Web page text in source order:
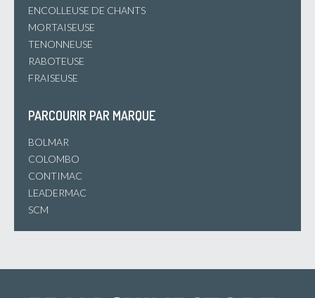
ENCOLLEUSE DE CHANTS
MORTAISEUSE
TENONNEUSE
RABOTEUSE
FRAISEUSE
PARCOURIR PAR MARQUE
BOLMAR
COLOMBO
CONTIMAC
LEADERMAC
SCM